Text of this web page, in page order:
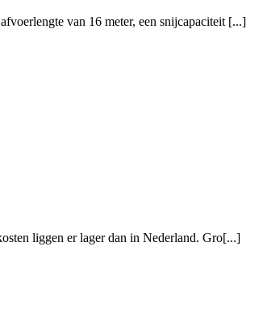
van 16 meter, een snijcapaciteit [...]
liggen er lager dan in Nederland. Gro[...]